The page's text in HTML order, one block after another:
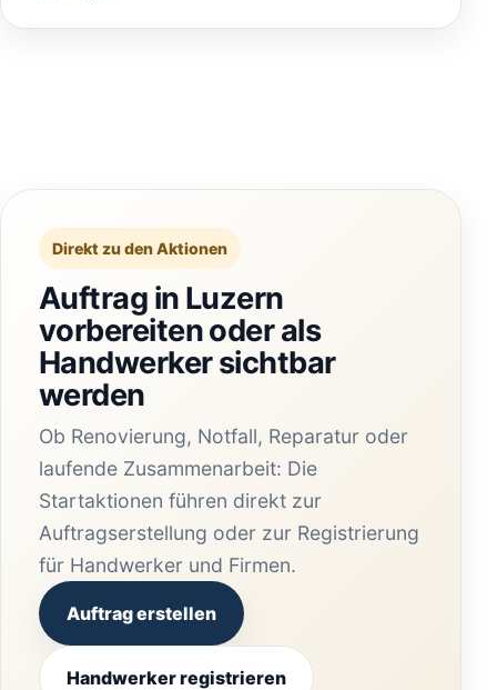
Direkt zu den Aktionen
Auftrag in Luzern
vorbereiten oder als
Handwerker sichtbar
werden
Ob Renovierung, Notfall, Reparatur oder
laufende Zusammenarbeit: Die
Startaktionen führen direkt zur
Auftragserstellung oder zur Registrierung
für Handwerker und Firmen.
Auftrag erstellen
Handwerker registrieren